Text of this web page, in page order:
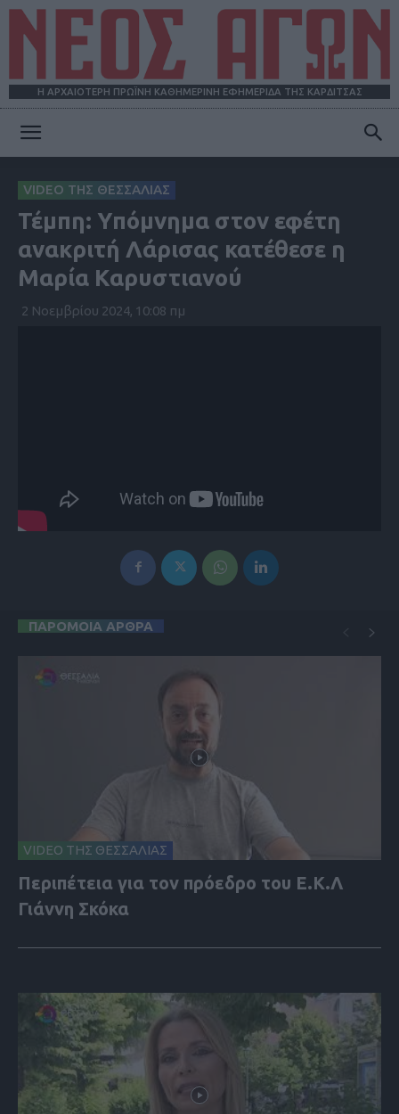
Η ΑΡΧΑΙΟΤΕΡΗ ΠΡΩΪΝΗ ΚΑΘΗΜΕΡΙΝΗ ΕΦΗΜΕΡΙΔΑ ΤΗΣ ΚΑΡΔΙΤΣΑΣ
ΑΓΩΝ
VIDEO ΤΗΣ ΘΕΣΣΑΛΙΑΣ
Τέμπη: Υπόμνημα στον εφέτη
ανακριτή Λάρισας κατέθεσε η
Μαρία Καρυστιανού
2 Νοεμβρίου 2024, 10:08 πμ
ΠΑΡΟΜΟΙΑ ΑΡΘΡΑ
VIDEO ΤΗΣ ΘΕΣΣΑΛΙΑΣ
Περιπέτεια για τον πρόεδρο του Ε.Κ.Λ
Γιάννη Σκόκα